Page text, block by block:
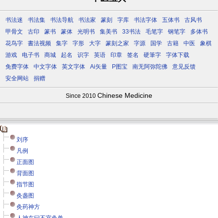
书法迷 书法集 书法导航 书法家 篆刻 字库 书法字体 五体书
古风书
甲骨文
古印 篆书 篆体 光明书 集美书 33书法 毛笔字 钢笔字
多体书
花鸟字
書法视频 集字 字形 大字 篆刻之家 字源 国学 古籍 中医
象棋
游戏
电子书 商城 起名 识字 英语 印章 签名 硬筆字
字体下载
免费字体
中文字体 英文字体 Ai矢量 P图宝 南无阿弥陀佛
意见反馈
安全网站
捐赠
Since 2010 Chinese Medicine
刘序
凡例
正面图
背面图
指节图
灸盏图
灸药神方